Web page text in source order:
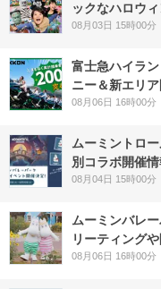
ックなハロウ
08月03日 15時00分
富士急ハイラ
ニー＆新エリ
08月06日 16時00分
ムーミントロ
別コラボ開催
08月04日 15時00分
ムーミンバレ
リーティング
08月06日 16時00分